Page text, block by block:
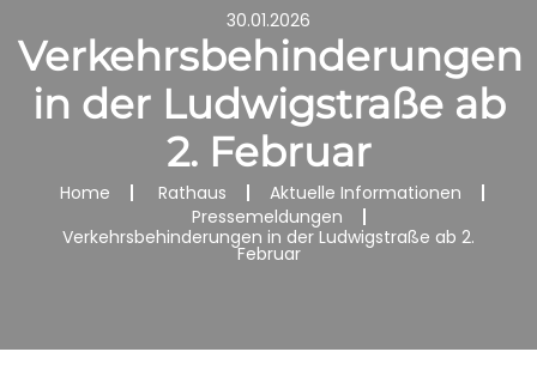
30.01.2026
Verkehrsbehinderungen
in der Ludwigstraße ab
2. Februar
Home Rathaus
Aktuelle Informationen
Pressemeldungen
Verkehrsbehinderungen in der Ludwigstraße ab 2.
Februar